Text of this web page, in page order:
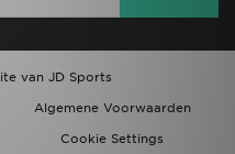
van JD Sports
Algemene Voorwaarden
Cookie Settings